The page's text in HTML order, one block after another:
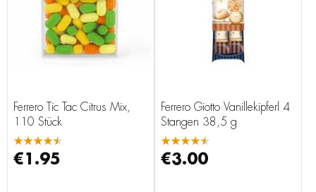
Ferrero Tic Tac Citrus Mix,
110 Stück
★★★★★
€1.95
Ferrero Giotto Vanillekipferl 4
Stangen 38,5 g
★★★★★
€3.00